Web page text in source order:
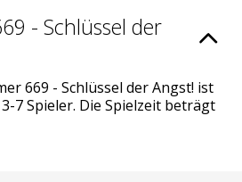
- Schlüssel der
669 - Schlüssel der Angst! ist
7 Spieler. Die Spielzeit beträgt